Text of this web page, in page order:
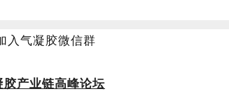
入气凝胶微信群
产业链高峰论坛